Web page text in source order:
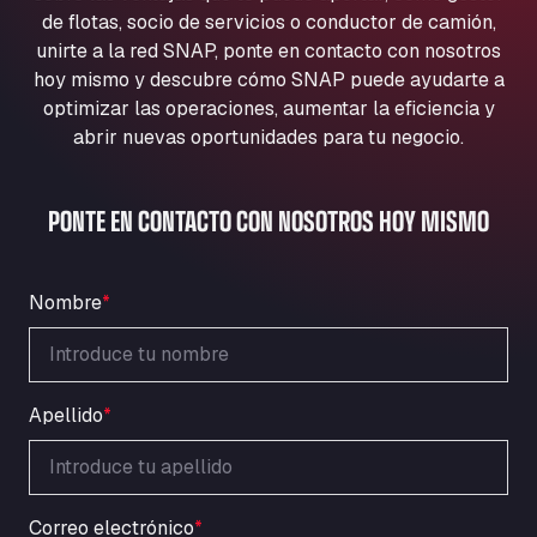
Aqua Ariva GmbH
Marie-Curie-Straße 24, 68219
Aral Autohof Bockel
An der Autobahn 1, 27404
ARAL Autohof Bockenem
ARAL Autohof Merklingen
Nellinger Str. 24, 89188
Schellweilerstraße 1, 66871
ARAL Tankstelle - XXL Truckwash.de
GmbH
Ardleigh South Services
a120 westbound, CO77SL
Area 47 Hermanos Rico
Autovia A4 km 47, 28300
de flotas, socio de servicios o conductor de camión,
unirte a la red SNAP, ponte en contacto con nosotros
hoy mismo y descubre cómo SNAP puede ayudarte a
optimizar las operaciones, aumentar la eficiencia y
abrir nuevas oportunidades para tu negocio.
PONTE EN CONTACTO CON NOSOTROS HOY MISMO
Nombre*
Apellido*
Correo electrónico*